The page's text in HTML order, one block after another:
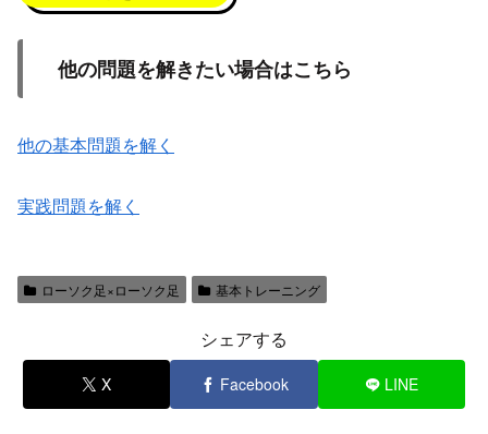
他の問題を解きたい場合はこちら
他の基本問題を解く
実践問題を解く
ローソク足×ローソク足 基本トレーニング
シェアする
X Facebook LINE